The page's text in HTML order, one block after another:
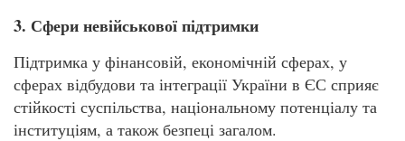
3. Сфери невійськової підтримки
Підтримка у фінансовій, економічній сферах, у
сферах відбудови та інтеграції України в ЄС сприяє
стійкості суспільства, національному потенціалу та
інституціям, а також безпеці загалом.